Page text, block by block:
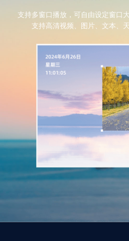
支持多窗口播放，可自由设定窗口
支持高清视频、图片、文本、